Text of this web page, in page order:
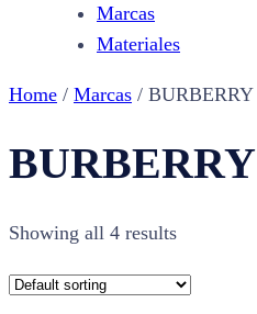
Marcas
Materiales
Home / Marcas / BURBERRY
BURBERRY
Showing all 4 results